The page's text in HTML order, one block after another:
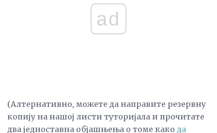
ad
(Алтернативно, можете да направите резервну
копију на нашој листи туторијала и прочитате
два једноставна објашњења о томе како да